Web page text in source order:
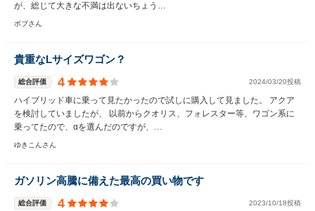
が、総じて大きな不満は出ないちょう…
ボブさん
貴重なLサイズワゴン？
総合評価 4 2024/03/20投稿
ハイブリッド車に乗って見たかったので試しに購入して見ました。 アクア
を検討していましたが、 以前からクオリス、フォレスター等、ワゴン系に
乗ってたので、αを選んだのですが、…
ゆきこんさん
ガソリン高騰に備えた最高の買い物です
総合評価 4 2023/10/18投稿